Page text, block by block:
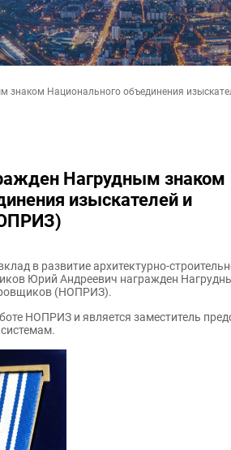
знаком Национального объединения
Нагрудным знаком
изыскателей и
в развитие архитектурно-
Юрий Андреевич награжден
(НОПРИЗ).
НОПРИЗ и является заместитель